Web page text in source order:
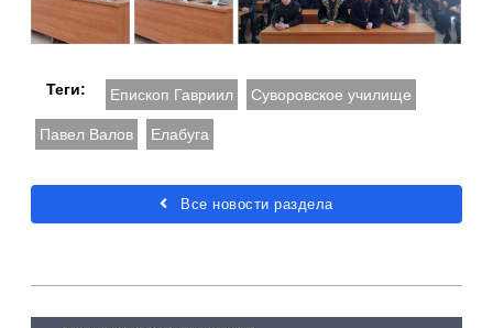
Теги: Епископ Гавриил Суворовское училище
Павел Валов Елабуга
Все новости раздела